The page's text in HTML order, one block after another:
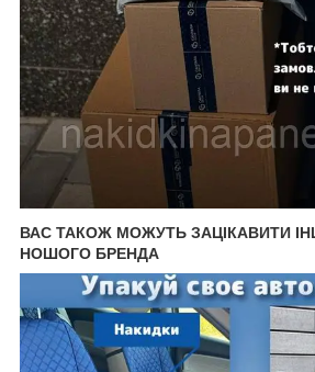
ВАС ТАКОЖ МОЖУТЬ ЗАЦІКАВИТИ
НОШОГО БРЕНДА